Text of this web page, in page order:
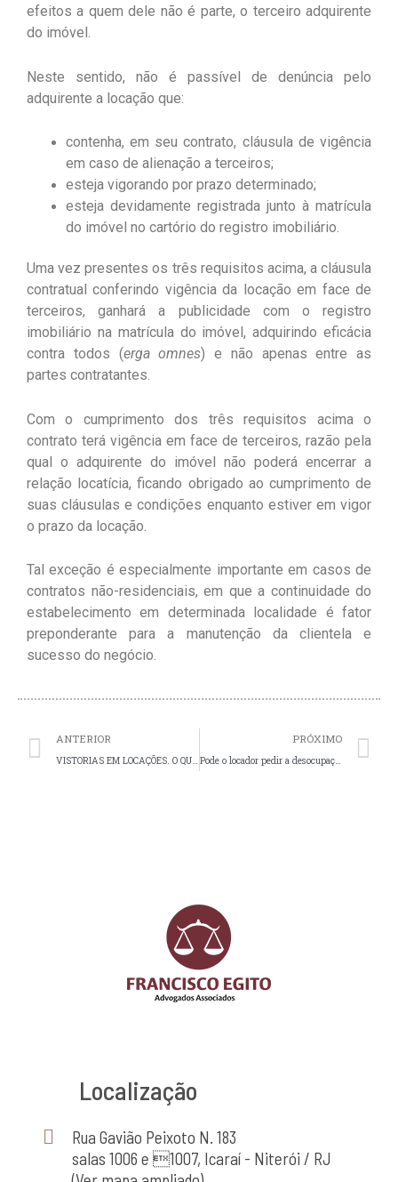
efeitos a quem dele não é parte, o terceiro adquirente
do imóvel.
Neste sentido, não é passível de denúncia pelo
adquirente a locação que:
contenha, em seu contrato, cláusula de vigência
em caso de alienação a terceiros;
esteja vigorando por prazo determinado;
esteja devidamente registrada junto à matrícula
do imóvel no cartório do registro imobiliário.
Uma vez presentes os três requisitos acima, a cláusula
contratual conferindo vigência da locação em face de
terceiros, ganhará a publicidade com o registro
imobiliário na matrícula do imóvel, adquirindo eficácia
contra todos (erga omnes) e não apenas entre as
partes contratantes.
Com o cumprimento dos três requisitos acima o
contrato terá vigência em face de terceiros, razão pela
qual o adquirente do imóvel não poderá encerrar a
relação locatícia, ficando obrigado ao cumprimento de
suas cláusulas e condições enquanto estiver em vigor
o prazo da locação.
Tal exceção é especialmente importante em casos de
contratos não-residenciais, em que a continuidade do
estabelecimento em determinada localidade é fator
preponderante para a manutenção da clientela e
sucesso do negócio.
Prev
ANTERIOR
VISTORIAS EM LOCAÇÕES. O QUE É ATA NOTARIAL? PODE SER UTILIZADA COMO MEIO DE PROVA DO ESTADO DE CONSERVAÇÃO DO IMÓVEL?
PRÓXIMO
Pode o locador pedir a desocupação do imóvel durante a locação? Em caso afirmativo, qual o prazo para o locatário desocupar?
Localização
Rua Gavião Peixoto N. 183
salas 1006 e 1007, Icaraí - Niterói / RJ